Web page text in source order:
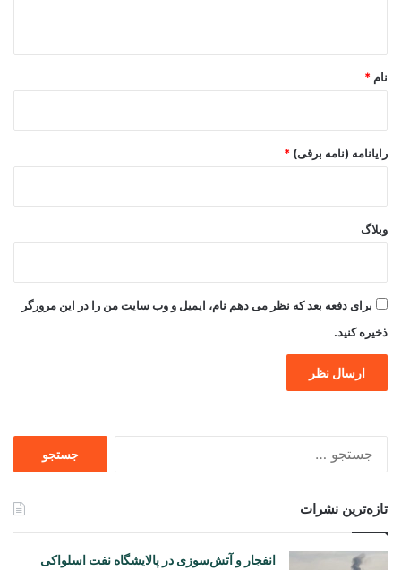
نام *
رایانامه (نامه برقی) *
وبلاگ
برای دفعه بعد که نظر می دهم نام، ایمیل و وب سایت من را در این مرورگر
ذخیره کنید.
تازه‌ترین نشرات
انفجار و آتش‌سوزی در پالایشگاه نفت اسلواکی